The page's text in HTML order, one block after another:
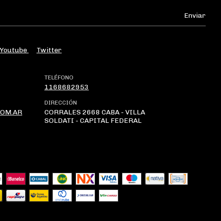
Youtube Twitter
TELÉFONO
1168682953
DIRECCIÓN
CORRALES 2668 CABA - VILLA
SOLDATI - CAPITAL FEDERAL